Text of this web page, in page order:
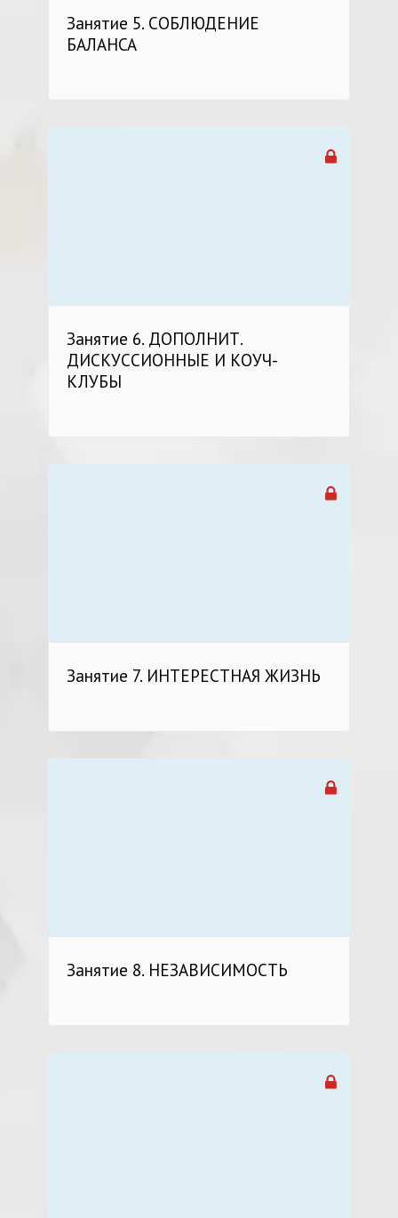
Занятие 5. СОБЛЮДЕНИЕ
БАЛАНСА
Занятие 6. ДОПОЛНИТ.
ДИСКУССИОННЫЕ И КОУЧ-
КЛУБЫ
Занятие 7. ИНТЕРЕСТНАЯ ЖИЗНЬ
Занятие 8. НЕЗАВИСИМОСТЬ